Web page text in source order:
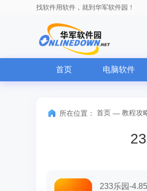
找软件用软件，就到华军软件园！
首页 电脑软件
所在位置： 首页 — 教程攻
233乐园-